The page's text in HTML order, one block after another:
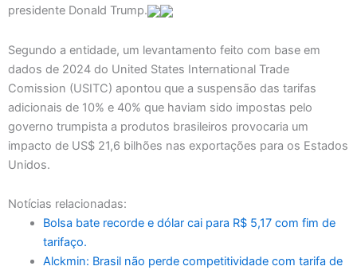
presidente Donald Trump.
Segundo a entidade, um levantamento feito com base em
dados de 2024 do United States International Trade
Comission (USITC) apontou que a suspensão das tarifas
adicionais de 10% e 40% que haviam sido impostas pelo
governo trumpista a produtos brasileiros provocaria um
impacto de US$ 21,6 bilhões nas exportações para os Estados
Unidos.
Notícias relacionadas:
Bolsa bate recorde e dólar cai para R$ 5,17 com fim de
tarifaço.
Alckmin: Brasil não perde competitividade com tarifa de